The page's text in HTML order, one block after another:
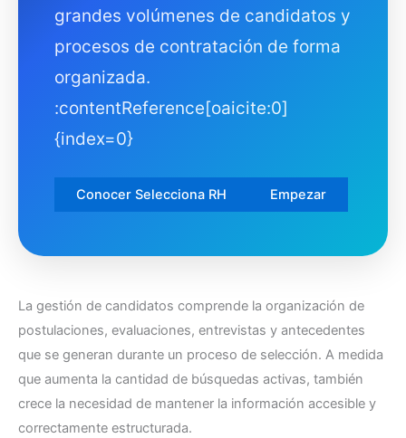
grandes volúmenes de candidatos y
procesos de contratación de forma
organizada.
:contentReference[oaicite:0]
{index=0}
Conocer Selecciona RH Empezar
La gestión de candidatos comprende la organización de
postulaciones, evaluaciones, entrevistas y antecedentes
que se generan durante un proceso de selección. A medida
que aumenta la cantidad de búsquedas activas, también
crece la necesidad de mantener la información accesible y
correctamente estructurada.